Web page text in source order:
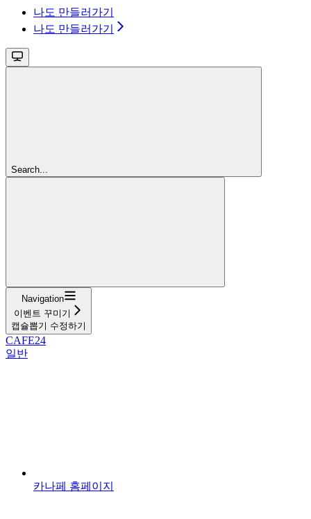
나도 만들러가기
나도 만들러가기
Search...
Navigation
이벤트 꾸미기
캡슐뽑기 수정하기
CAFE24
일반
카나페 홈페이지